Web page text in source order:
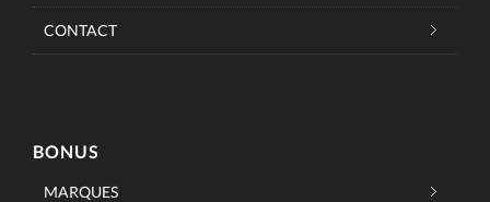
CONTACT
BONUS
MARQUES